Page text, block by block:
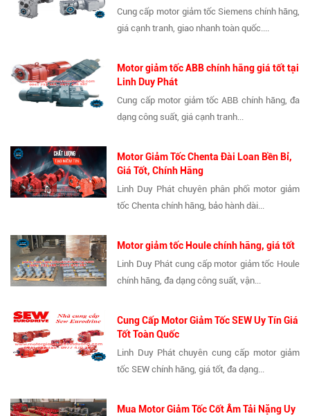
Cung cấp motor giảm tốc Siemens chính hãng,
giá cạnh tranh, giao nhanh toàn quốc....
Motor giảm tốc ABB chính hãng giá tốt tại
Linh Duy Phát
Cung cấp motor giảm tốc ABB chính hãng, đa
dạng công suất, giá cạnh tranh...
Motor Giảm Tốc Chenta Đài Loan Bền Bỉ,
Giá Tốt, Chính Hãng
Linh Duy Phát chuyên phân phối motor giảm
tốc Chenta chính hãng, bảo hành dài...
Motor giảm tốc Houle chính hãng, giá tốt
Linh Duy Phát cung cấp motor giảm tốc Houle
chính hãng, đa dạng công suất, vận...
Cung Cấp Motor Giảm Tốc SEW Uy Tín Giá
Tốt Toàn Quốc
Linh Duy Phát chuyên cung cấp motor giảm
tốc SEW chính hãng, giá tốt, đa dạng...
Mua Motor Giảm Tốc Cốt Âm Tải Nặng Uy